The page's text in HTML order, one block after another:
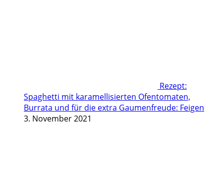
Rezept:
Spaghetti mit karamellisierten Ofentomaten,
Burrata und für die extra Gaumenfreude: Feigen
3. November 2021